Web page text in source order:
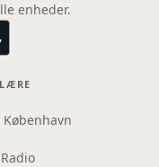
enheder.
København